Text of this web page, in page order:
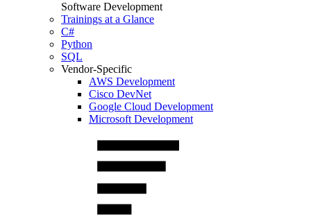
Software Development
Trainings at a Glance
C#
Python
SQL
Vendor-Specific
AWS Development
Cisco DevNet
Google Cloud Development
Microsoft Development